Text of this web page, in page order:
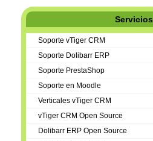
Servicios
Soporte vTiger CRM
Soporte Dolibarr ERP
Soporte PrestaShop
Soporte en Moodle
Verticales vTiger CRM
vTiger CRM Open Source
Dolibarr ERP Open Source